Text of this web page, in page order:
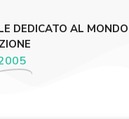
DEDICATO AL